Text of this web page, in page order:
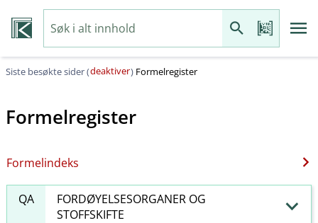
Siste besøkte sider (deaktiver) Formelregister
Formelregister
Formelindeks
QA
FORDØYELSESORGANER OG
STOFFSKIFTE